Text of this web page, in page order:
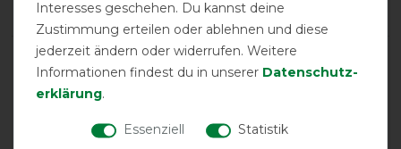
LATEST REVIEWS
gefunden die nicht rutschen oder drücken! Super 👍🏻
Interesses geschehen. Du kannst deine
Zustimmung erteilen oder ablehnen und diese
jederzeit ändern oder widerrufen. Weitere
Informationen findest du in unserer Daten­schutz­
erklärung.
Essenziell
Statistik